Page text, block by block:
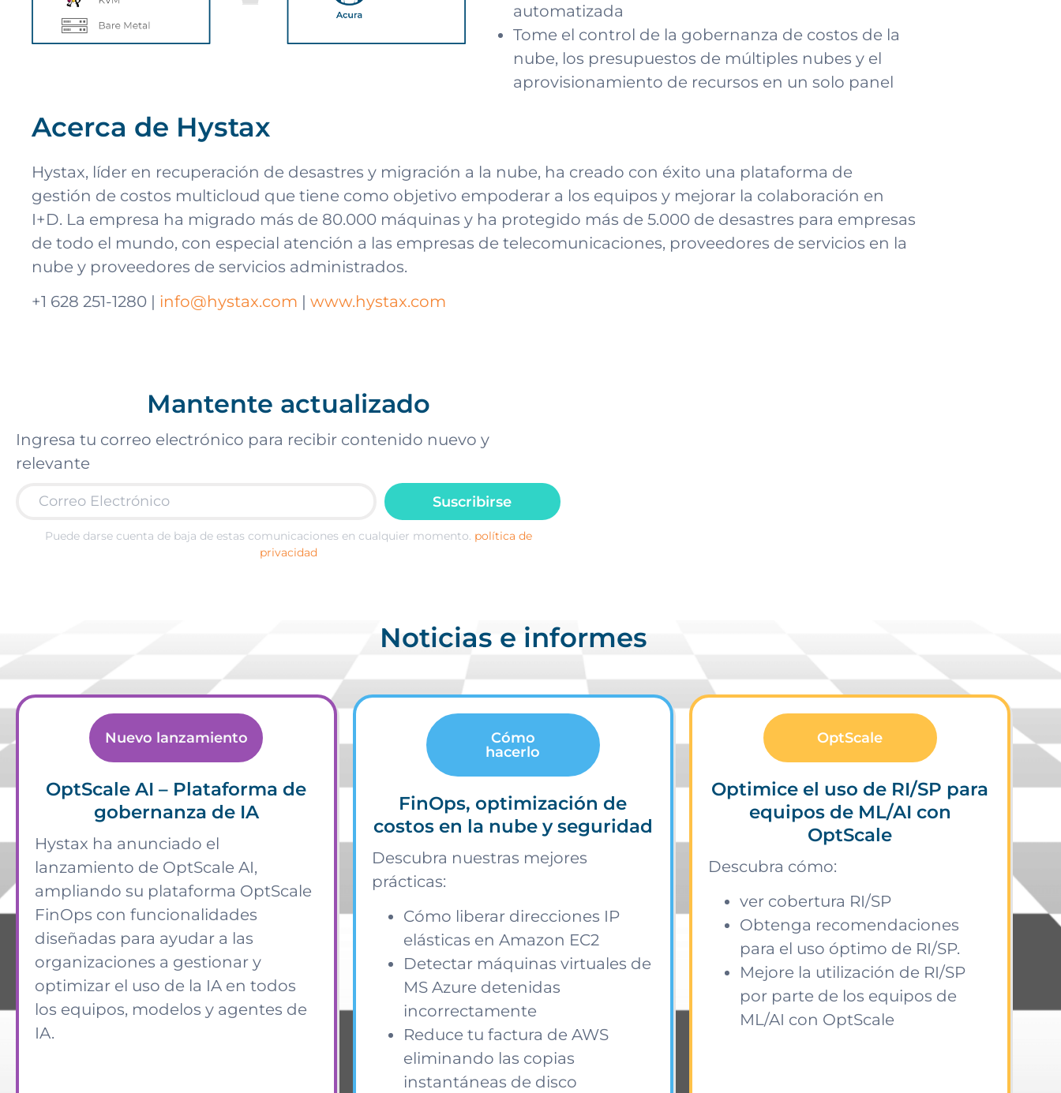
automatizada
Tome el control de la gobernanza de costos de la
nube, los presupuestos de múltiples nubes y el
aprovisionamiento de recursos en un solo panel
Acerca de Hystax
Hystax, líder en recuperación de desastres y migración a la nube, ha creado con éxito una plataforma de
gestión de costos multicloud que tiene como objetivo empoderar a los equipos y mejorar la colaboración en
I+D. La empresa ha migrado más de 80.000 máquinas y ha protegido más de 5.000 de desastres para empresas
de todo el mundo, con especial atención a las empresas de telecomunicaciones, proveedores de servicios en la
nube y proveedores de servicios administrados.
+1 628 251-1280 | info@hystax.com | www.hystax.com
Mantente actualizado
Ingresa tu correo electrónico para recibir contenido nuevo y
relevante
Suscribirse
Puede darse cuenta de baja de estas comunicaciones en cualquier momento. política de
privacidad
Noticias e informes
Nuevo lanzamiento
OptScale AI – Plataforma de
gobernanza de IA
Hystax ha anunciado el
lanzamiento de OptScale AI,
ampliando su plataforma OptScale
FinOps con funcionalidades
diseñadas para ayudar a las
organizaciones a gestionar y
optimizar el uso de la IA en todos
los equipos, modelos y agentes de
IA.
Cómo
hacerlo
FinOps, optimización de
costos en la nube y seguridad
Descubra nuestras mejores
prácticas:
Cómo liberar direcciones IP
elásticas en Amazon EC2
Detectar máquinas virtuales de
MS Azure detenidas
incorrectamente
Reduce tu factura de AWS
eliminando las copias
instantáneas de disco
OptScale
Optimice el uso de RI/SP para
equipos de ML/AI con
OptScale
Descubra cómo:
ver cobertura RI/SP
Obtenga recomendaciones
para el uso óptimo de RI/SP.
Mejore la utilización de RI/SP
por parte de los equipos de
ML/AI con OptScale